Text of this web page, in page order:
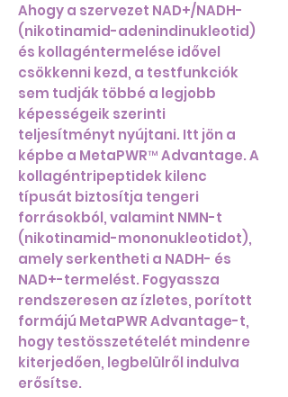
Ahogy a szervezet NAD+/NADH-
(nikotinamid-adenindinukleotid)
és kollagéntermelése idővel
csökkenni kezd, a testfunkciók
sem tudják többé a legjobb
képességeik szerinti
teljesítményt nyújtani. Itt jön a
képbe a MetaPWR™ Advantage. A
kollagéntripeptidek kilenc
típusát biztosítja tengeri
forrásokból, valamint NMN-t
(nikotinamid-mononukleotidot),
amely serkentheti a NADH- és
NAD+-termelést. Fogyassza
rendszeresen az ízletes, porított
formájú MetaPWR Advantage-t,
hogy testösszetételét mindenre
kiterjedően, legbelülről indulva
erősítse.